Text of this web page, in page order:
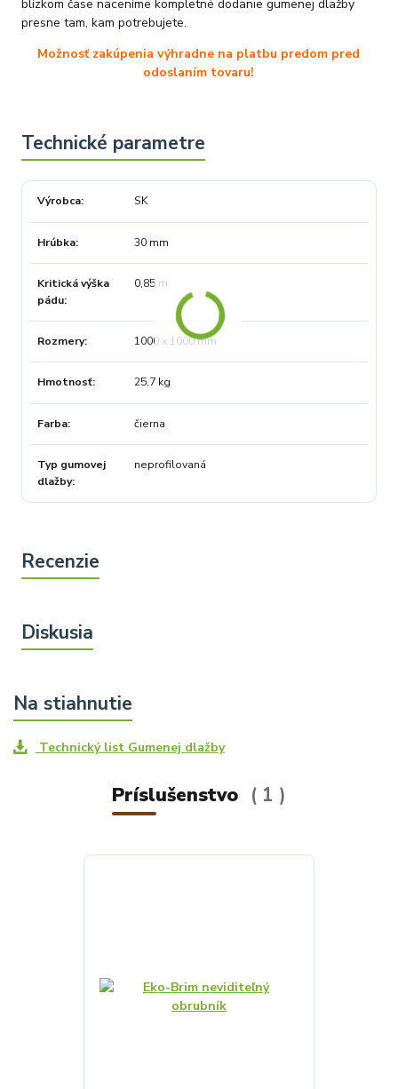
blízkom čase naceníme kompletné dodanie gumenej dlažby
presne tam, kam potrebujete.
Možnosť zakúpenia výhradne na platbu predom pred
odoslaním tovaru!
Výrobca SK
Hrúbka 30 mm
Kritická výška
pádu
0,85 m
Rozmery 1000 x 1000 mm
Hmotnosť 25,7 kg
Farba čierna
Typ gumovej
dlažby
neprofilovaná
Technický list Gumenej dlažby
Príslušenstvo 1